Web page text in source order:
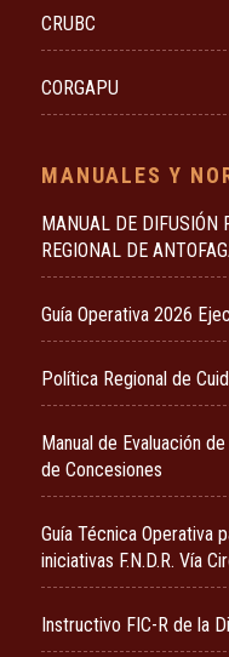
CRUBC
CORGAPU
MANUALES Y
MANUAL DE DIFUSIÓN
REGIONAL DE
Guía Operativa 2026
Política Regional de
Manual de Evaluación
de Concesiones
Guía Técnica Operativa
iniciativas F.N.D.R. Vía
Instructivo FIC-R de la